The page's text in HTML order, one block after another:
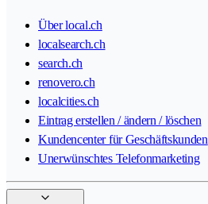
Über local.ch
localsearch.ch
search.ch
renovero.ch
localcities.ch
Eintrag erstellen / ändern / löschen
Kundencenter für Geschäftskunden
Unerwünschtes Telefonmarketing